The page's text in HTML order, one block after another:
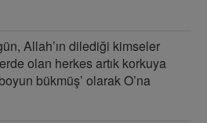
Allah’ın dilediği kimseler
olan herkes artık korkuya
bükmüş’ olarak O’na